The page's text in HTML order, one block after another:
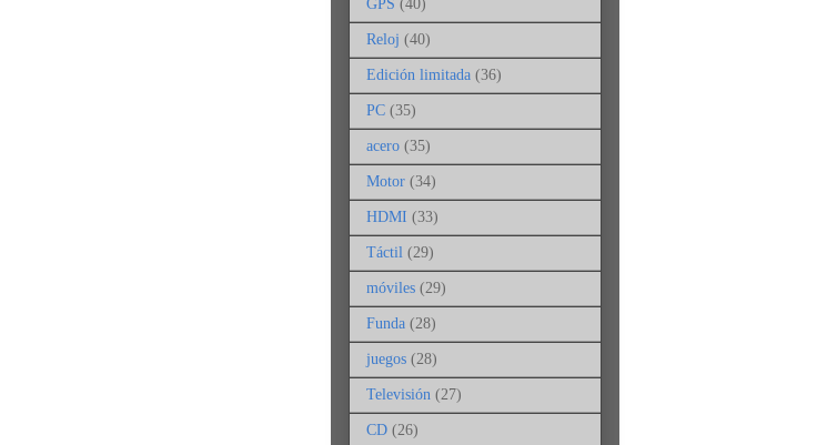
GPS (40)
Reloj (40)
Edición limitada (36)
PC (35)
acero (35)
Motor (34)
HDMI (33)
Táctil (29)
móviles (29)
Funda (28)
juegos (28)
Televisión (27)
CD (26)